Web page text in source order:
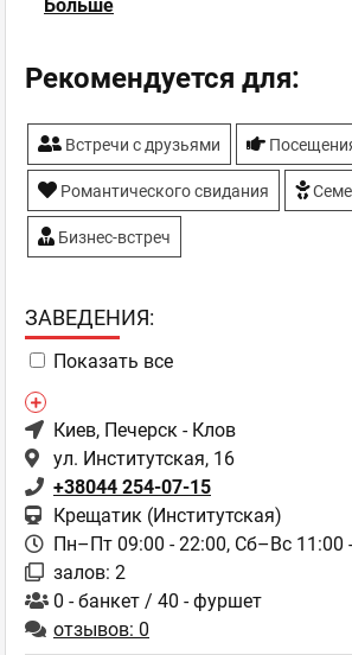
штрудель
"Чар зілля" и фруктовые чаи,
Больше
Рекомендуется для:
Встречи с друзьями
Романтического свидания
Бизнес-встреч
ЗAВЕДЕНИЯ:
Показать все
Киев, Печерск - Клов
ул. Институтская, 16
+38044 254-07-15
Крещатик (Институтская)
Пн–Пт 09:00 - 22:00, Сб–Вс 11:00
залов: 2
0 - банкет / 40 - фуршет
отзывов: 0